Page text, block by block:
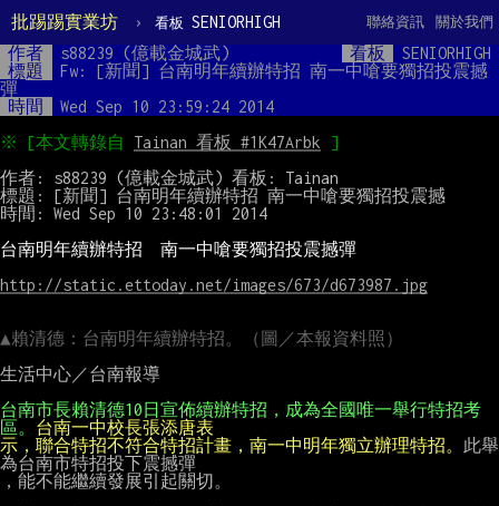
批踢踢實業坊 › 看板 SENIORHIGH 關於我們
聯絡資訊
作者 s88239 (億載金城武) 看板
SENIORHIGH
標題
Fw: [新聞] 台南明年續辦特招 南一中嗆要獨招投震撼
彈
時間
Wed Sep 10 23:59:24 2014
※ [本文轉錄自 Tainan 看板 #1K47Arbk
作者: s88239 (億載金城武) 看板: Tainan
標題: [新聞] 台南明年續辦特招 南一中嗆要獨招投震撼
時間: Wed Sep 10 23:48:01 2014
台南明年續辦特招　南一中嗆要獨招投震撼彈
http://static.ettoday.net/images/673/d673987.jpg
▲賴清德：台南明年續辦特招。（圖／本報資料照）
生活中心／台南報導
台南市長賴清德10日宣佈續辦特招，成為全國唯一舉行特招考
區。 台南一中校長張添唐表
示，聯合特招不符合特招計畫，南一中明年獨立辦理特招。 此舉
為台南市特招投下震撼彈
，能不能繼續發展引起關切。